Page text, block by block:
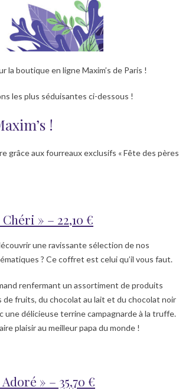
boutique en ligne Maxim’s de Paris !
les plus séduisantes ci-dessous !
!
grâce aux fourreaux exclusifs « Fête des pères
» – 22,10 €
une ravissante sélection de nos
? Ce coffret est celui qu’il vous faut.
renfermant un assortiment de produits
de fruits, du chocolat au lait et du chocolat noir
une délicieuse terrine campagnarde à la truffe.
plaisir au meilleur papa du monde !
» – 35,70 €